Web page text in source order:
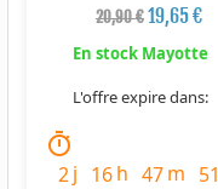
20,90 €19,65 €
En stock Mayotte
L'offre expire dans:
timer
2j 16h 47m 49